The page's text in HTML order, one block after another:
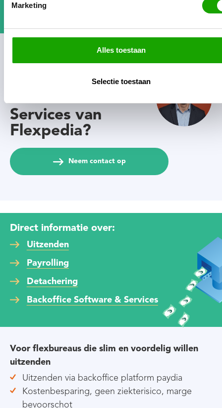
Marketing
Alles toestaan
Selectie toestaan
Interesse in
Software &
Services van
Flexpedia?
Neem contact op
Direct informatie over:
Uitzenden
Payrolling
Detachering
Backoffice Software & Services
Voor flexbureaus die slim en voordelig willen
uitzenden
Uitzenden via backoffice platform paydia
Kostenbesparing, geen ziekterisico, marge
bevoorschot